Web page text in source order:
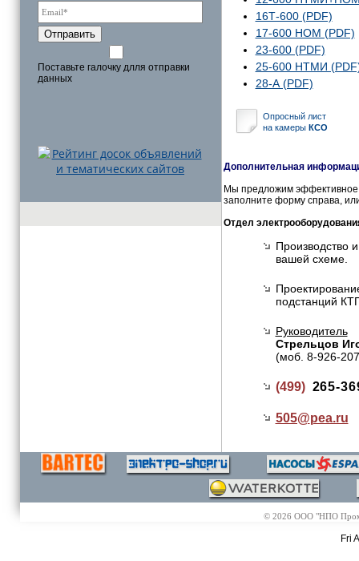
Отправить
Поставьте галочку длля отправки
данных
16Т-600 (PDF)
17-600 НОМ (PDF)
23-600 (PDF)
25-600 НТМИ
28-А (PDF)
Опросный лист
на камеры КСО
Дополнительная
Мы предложим эффективное
заполните форму справа,
Отдел
Производство
вашей схеме.
подстанций
Руководитель
Стрельцов
(моб. 8-926-
(499) 265-
505@pea.ru
© 2026 ООО "НПО
Fri